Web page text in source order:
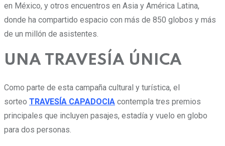
en México, y otros encuentros en Asia y América Latina,
donde ha compartido espacio con más de 850 globos y más
de un millón de asistentes.
UNA TRAVESÍA ÚNICA
Como parte de esta campaña cultural y turística, el
sorteo TRAVESÍA CAPADOCIA contempla tres premios
principales que incluyen pasajes, estadía y vuelo en globo
para dos personas.